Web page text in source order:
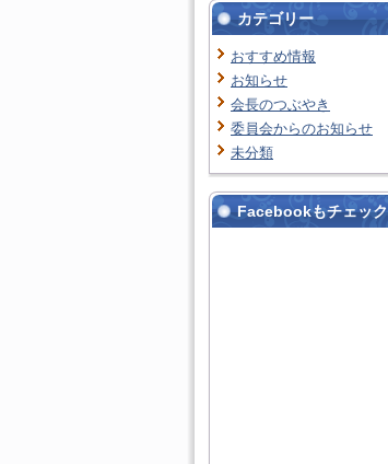
カテゴリー
おすすめ情報
お知らせ
会長のつぶやき
委員会からのお知らせ
未分類
Facebookもチェック